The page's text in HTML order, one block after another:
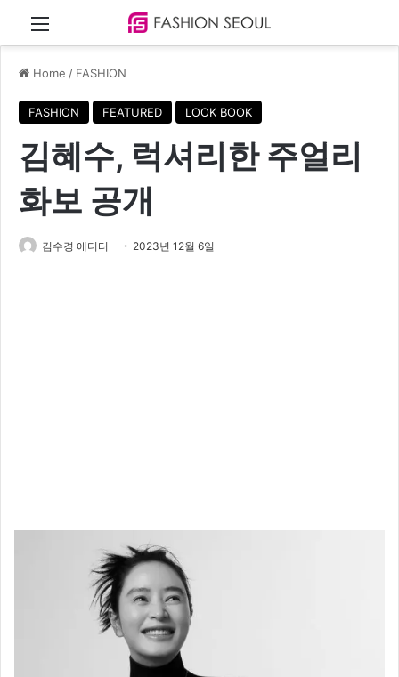
Menu
Home / FASHION
FASHION FEATURED LOOK BOOK
김혜수, 럭셔리한 주얼리
화보 공개
김수경 에디터 2023년 12월 6일